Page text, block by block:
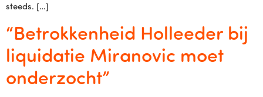
steeds. […]
“Betrokkenheid Holleeder bij
liquidatie Miranovic moet
onderzocht”